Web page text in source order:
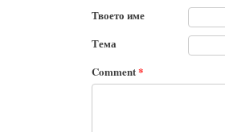
Твоето име
Тема
Comment*